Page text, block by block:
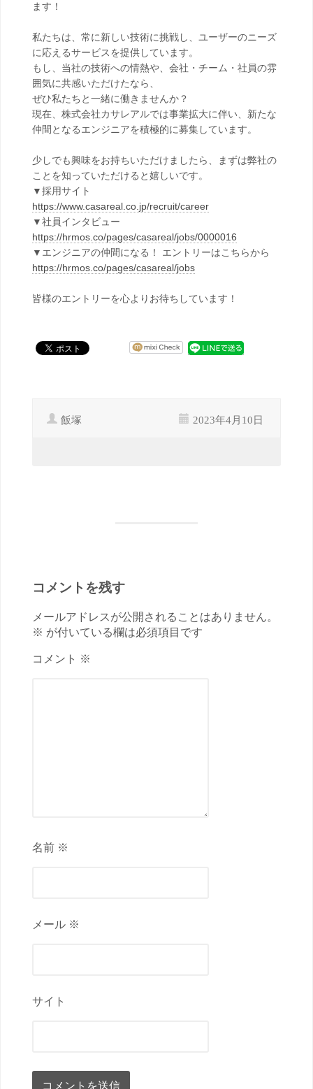
ます！
私たちは、常に新しい技術に挑戦し、ユーザーのニーズ
に応えるサービスを提供しています。
もし、当社の技術への情熱や、会社・チーム・社員の雰
囲気に共感いただけたなら、
ぜひ私たちと一緒に働きませんか？
現在、株式会社カサレアルでは事業拡大に伴い、新たな
仲間となるエンジニアを積極的に募集しています。
少しでも興味をお持ちいただけましたら、まずは弊社の
ことを知っていただけると嬉しいです。
▼採用サイト
https://www.casareal.co.jp/recruit/career
▼社員インタビュー
https://hrmos.co/pages/casareal/jobs/0000016
▼エンジニアの仲間になる！ エントリーはこちらから
https://hrmos.co/pages/casareal/jobs
皆様のエントリーを心よりお待ちしています！
飯塚 2023年4月10日
コメントを残す
メールアドレスが公開されることはありません。
※ が付いている欄は必須項目です
コメント ※
名前 ※
メール ※
サイト